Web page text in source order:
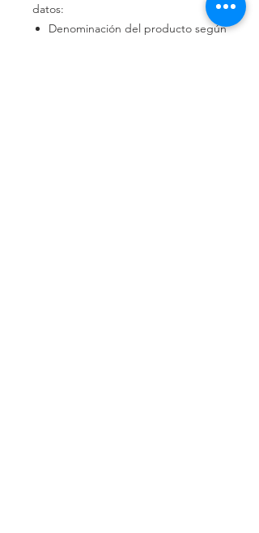
datos:
Denominación del producto según